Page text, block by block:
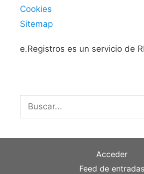
Cookies
Sitemap
e.Registros es un servicio de
Acceder
Feed de entradas